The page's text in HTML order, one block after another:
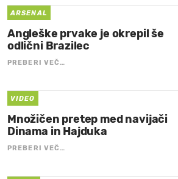
ARSENAL
Angleške prvake je okrepil še
odlični Brazilec
PREBERI VEČ…
VIDEO
Množičen pretep med navijači
Dinama in Hajduka
PREBERI VEČ…